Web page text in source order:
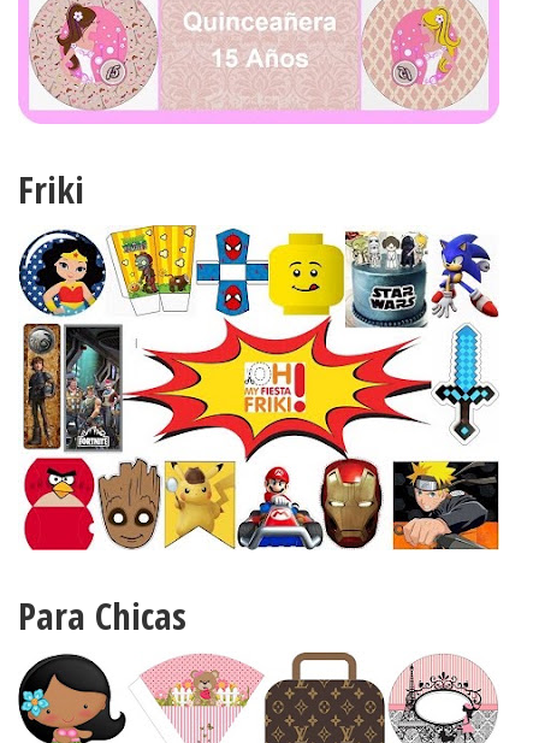
Friki
Para Chicas